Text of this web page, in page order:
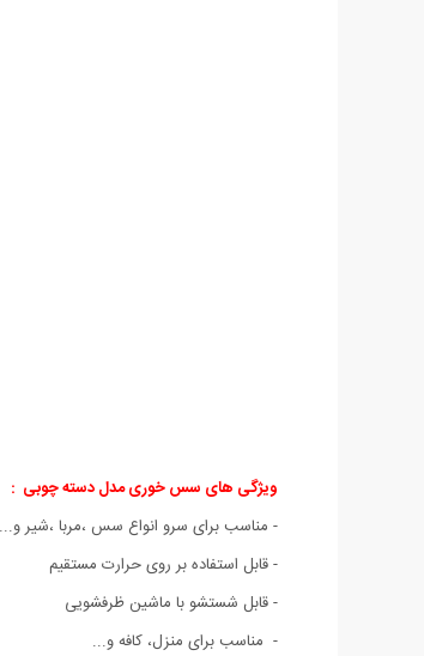
ویژگی های سس خوری مدل دسته چوبی :
- مناسب برای سرو انواع سس ،مربا ،شیر و...
- قابل استفاده بر روی حرارت مستقیم
- قابل شستشو با ماشین ظرفشویی
- مناسب برای منزل، کافه و...